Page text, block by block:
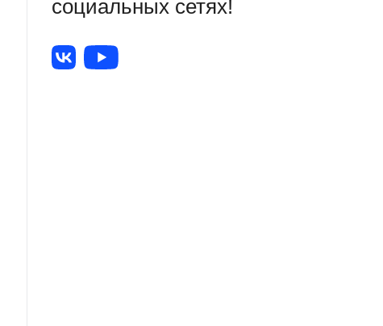
социальных сетях!